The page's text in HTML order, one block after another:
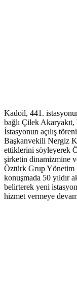
Kadoil, 441.
bağlı Çilek
İstasyonun açılış
Başkanvekili Nergiz
ettiklerini söyleyerek
şirketin dinamizmine
Öztürk Grup Yönetim
konuşmada 50 yıldır
belirterek yeni
hizmet vermeye